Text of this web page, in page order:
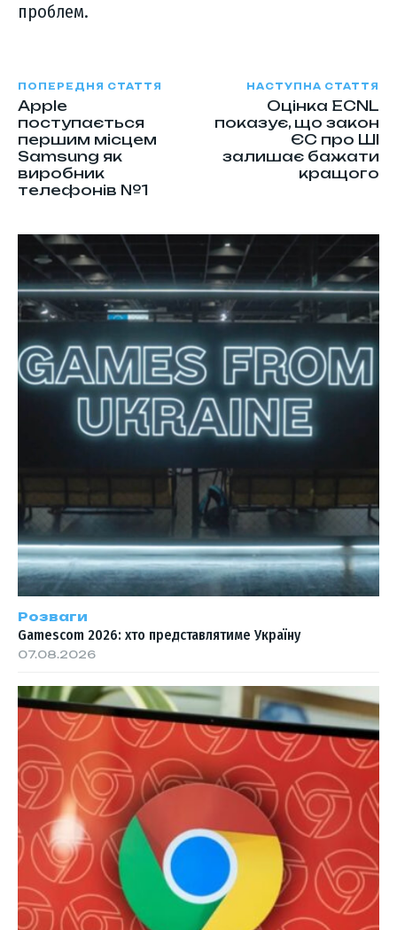
проблем.
ПОПЕРЕДНЯ СТАТТЯ
Apple
поступається
першим місцем
Samsung як
виробник
телефонів №1
НАСТУПНА СТАТТЯ
Оцінка ECNL
показує, що закон
ЄС про ШІ
залишає бажати
кращого
Розваги
Gamescom 2026: хто представлятиме Україну
07.08.2026